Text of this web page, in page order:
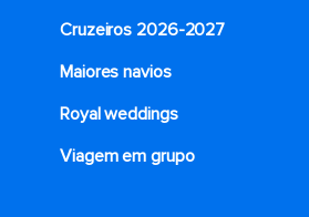
Cruzeiros 2026-2027
Maiores navios
Royal weddings
Viagem em grupo